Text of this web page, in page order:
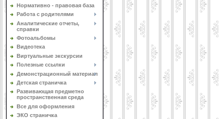
Нормативно - правовая база
Работа с родителями
Аналитические отчеты,
справки
Фотоальбомы
Видеотека
Виртуальные экскурсии
Полезные ссылки
Демонстрационный материал
Детская страничка
Развивающая предметно
пространственная среда
Все для оформления
ЭКО страничка